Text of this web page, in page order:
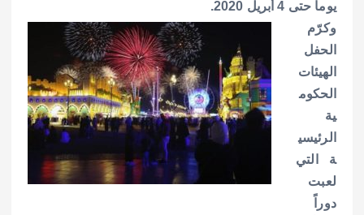
يوما حتى 4 أبريل 2020.
وكرّم
الحفل
الهيئات
الحكوم
ية
الرئيسي
ة التي
لعبت
دوراً